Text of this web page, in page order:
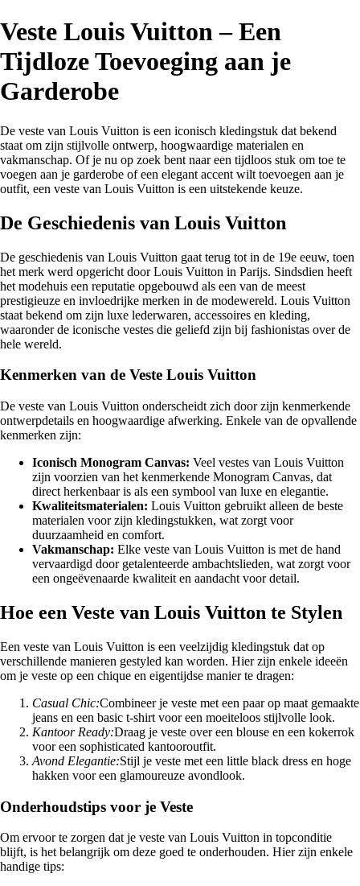
Veste Louis Vuitton – Een
Tijdloze Toevoeging aan je
Garderobe
De veste van Louis Vuitton is een iconisch kledingstuk dat bekend
staat om zijn stijlvolle ontwerp, hoogwaardige materialen en
vakmanschap. Of je nu op zoek bent naar een tijdloos stuk om toe te
voegen aan je garderobe of een elegant accent wilt toevoegen aan je
outfit, een veste van Louis Vuitton is een uitstekende keuze.
De Geschiedenis van Louis Vuitton
De geschiedenis van Louis Vuitton gaat terug tot in de 19e eeuw, toen
het merk werd opgericht door Louis Vuitton in Parijs. Sindsdien heeft
het modehuis een reputatie opgebouwd als een van de meest
prestigieuze en invloedrijke merken in de modewereld. Louis Vuitton
staat bekend om zijn luxe lederwaren, accessoires en kleding,
waaronder de iconische vestes die geliefd zijn bij fashionistas over de
hele wereld.
Kenmerken van de Veste Louis Vuitton
De veste van Louis Vuitton onderscheidt zich door zijn kenmerkende
ontwerpdetails en hoogwaardige afwerking. Enkele van de opvallende
kenmerken zijn:
Iconisch Monogram Canvas: Veel vestes van Louis Vuitton
zijn voorzien van het kenmerkende Monogram Canvas, dat
direct herkenbaar is als een symbool van luxe en elegantie.
Kwaliteitsmaterialen: Louis Vuitton gebruikt alleen de beste
materialen voor zijn kledingstukken, wat zorgt voor
duurzaamheid en comfort.
Vakmanschap: Elke veste van Louis Vuitton is met de hand
vervaardigd door getalenteerde ambachtslieden, wat zorgt voor
een ongeëvenaarde kwaliteit en aandacht voor detail.
Hoe een Veste van Louis Vuitton te Stylen
Een veste van Louis Vuitton is een veelzijdig kledingstuk dat op
verschillende manieren gestyled kan worden. Hier zijn enkele ideeën
om je veste op een chique en eigentijdse manier te dragen:
Casual Chic:Combineer je veste met een paar op maat gemaakte
jeans en een basic t-shirt voor een moeiteloos stijlvolle look.
Kantoor Ready:Draag je veste over een blouse en een kokerrok
voor een sophisticated kantooroutfit.
Avond Elegantie:Stijl je veste met een little black dress en hoge
hakken voor een glamoureuze avondlook.
Onderhoudstips voor je Veste
Om ervoor te zorgen dat je veste van Louis Vuitton in topconditie
blijft, is het belangrijk om deze goed te onderhouden. Hier zijn enkele
handige tips: